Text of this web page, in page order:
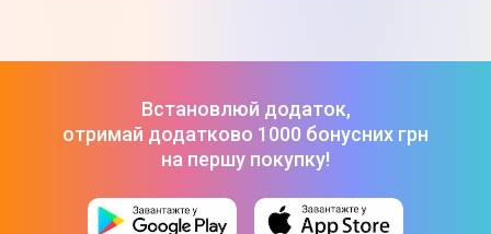
MacOS
Сенсор Focus Pro 35K Gen2
Фізичні характеристики
Встановлюй додаток,
отримай додатково 1000 бонусних грн
на першу покупку!